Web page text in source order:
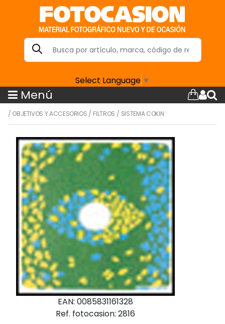
Select Language ▼
Menú
/ OBJETIVOS Y ACCESORIOS / FILTROS / SISTEMA COKIN
EAN: 0085831161328
Ref. fotocasion: 2816